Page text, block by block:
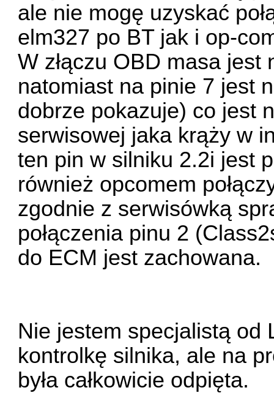
ale nie mogę uzyskać
elm327 po BT jak i op-
W złączu OBD masa
natomiast na pinie 7 jest
dobrze pokazuje) co jest
serwisowej jaka krąży w
ten pin w silniku 2.2i jest
również opcomem
zgodnie z serwisówką
połączenia pinu 2
do ECM jest zachowana.
Nie jestem specjalistą od
kontrolkę silnika, ale na
była całkowicie odpięta.